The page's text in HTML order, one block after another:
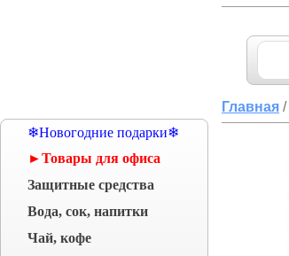
❄Новогодние подарки❄
►Товары для офиса
Защитные средства
Вода, сок, напитки
Чай, кофе
Главная /